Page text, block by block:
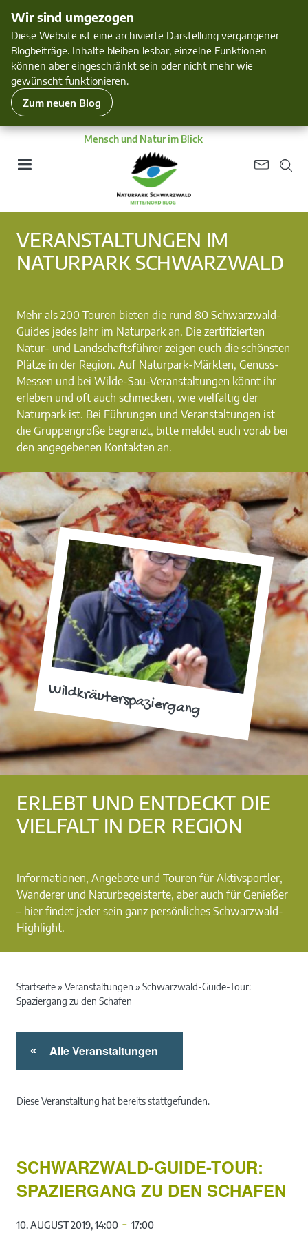
Wir sind umgezogen
Diese Website ist eine archivierte Darstellung vergangener
Blogbeiträge. Inhalte bleiben lesbar, einzelne Funktionen
können aber eingeschränkt sein oder nicht mehr wie
gewünscht funktionieren.
Zum neuen Blog
Mensch und Natur im Blick
Wildkräuterspaziergang
VERANSTALTUNGEN IM
NATURPARK SCHWARZWALD
Mehr als 200 Touren bieten die rund 80 Schwarzwald-
Guides jedes Jahr im Naturpark an. Die zertifizierten
Natur- und Landschaftsführer zeigen euch die schönsten
Plätze in der Region. Auf Naturpark-Märkten, Genuss-
Messen und bei Wilde-Sau-Veranstaltungen könnt ihr
erleben und oft auch schmecken, wie vielfältig der
Naturpark ist. Bei Führungen und Veranstaltungen ist
die Gruppengröße begrenzt, bitte meldet euch vorab bei
den angegebenen Kontakten an.
ERLEBT UND ENTDECKT DIE
VIELFALT IN DER REGION
Informationen, Angebote und Touren für Aktivsportler,
Wanderer und Naturbegeisterte, aber auch für Genießer
– hier findet jeder sein ganz persönliches Schwarzwald-
Highlight.
Startseite» Veranstaltungen » Schwarzwald-Guide-Tour:
Spaziergang zu den Schafen
« Alle Veranstaltungen
Diese Veranstaltung hat bereits stattgefunden.
SCHWARZWALD-GUIDE-TOUR:
SPAZIERGANG ZU DEN SCHAFEN
10. AUGUST 2019, 14:00 - 17:00